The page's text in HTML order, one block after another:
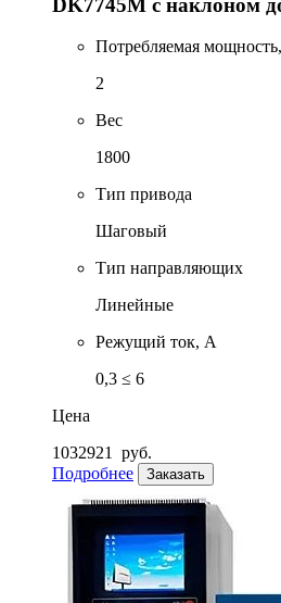
Потребляемая
2
Вес
1800
Тип привода
Шаговый
Тип направляющих
Линейные
Режущий ток, А
0,3 ≤ 6
Цена
1032921 руб.
Подробнее
Заказать